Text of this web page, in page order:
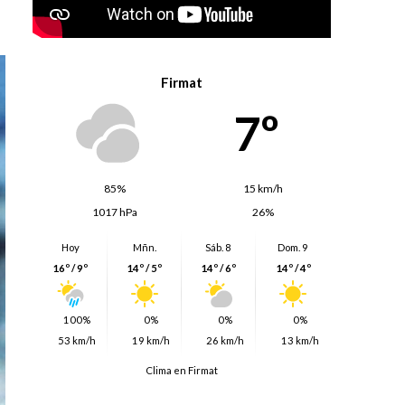
Firmat
7º
85%
15 km/h
1017 hPa
26%
Hoy
16º / 9º
100%
53 km/h
Mñn.
14º / 5º
0%
19 km/h
Sáb. 8
14º / 6º
0%
26 km/h
Dom. 9
14º / 4º
0%
13 km/h
Clima en Firmat